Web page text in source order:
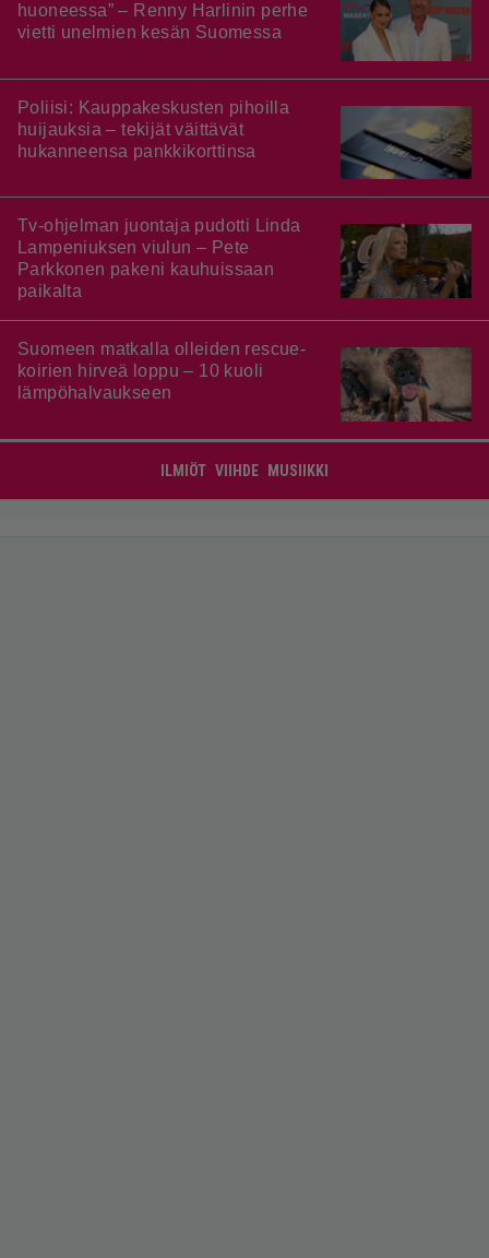
huoneessa” – Renny Harlinin perhe
vietti unelmien kesän Suomessa
Poliisi: Kauppakeskusten pihoilla
huijauksia – tekijät väittävät
hukanneensa pankkikorttinsa
Tv-ohjelman juontaja pudotti Linda
Lampeniuksen viulun – Pete
Parkkonen pakeni kauhuissaan
paikalta
Suomeen matkalla olleiden rescue-
koirien hirveä loppu – 10 kuoli
lämpöhalvaukseen
ILMIÖT VIIHDE MUSIIKKI